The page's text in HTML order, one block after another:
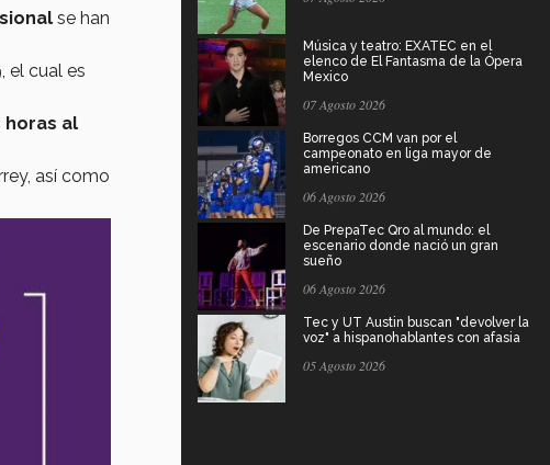
se han
el cual es
horas al
así como
Música y teatro: EXATEC en el
elenco de El Fantasma de la Ópera
Mexico
07 Agosto 2026
Borregos CCM van por el
campeonato en liga mayor de
americano
06 Agosto 2026
De PrepaTec Qro al mundo: el
escenario donde nació un gran
sueño
06 Agosto 2026
Tec y UT Austin buscan "devolver la
voz" a hispanohablantes con afasia
05 Agosto 2026